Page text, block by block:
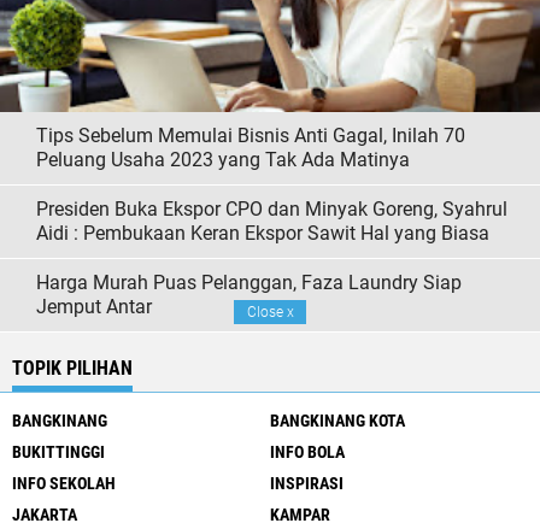
Tips Sebelum Memulai Bisnis Anti Gagal, Inilah 70
Peluang Usaha 2023 yang Tak Ada Matinya
Presiden Buka Ekspor CPO dan Minyak Goreng, Syahrul
Aidi : Pembukaan Keran Ekspor Sawit Hal yang Biasa
Harga Murah Puas Pelanggan, Faza Laundry Siap
Jemput Antar
TOPIK PILIHAN
BANGKINANG
BANGKINANG KOTA
BUKITTINGGI
INFO BOLA
INFO SEKOLAH
INSPIRASI
JAKARTA
KAMPAR
Close x